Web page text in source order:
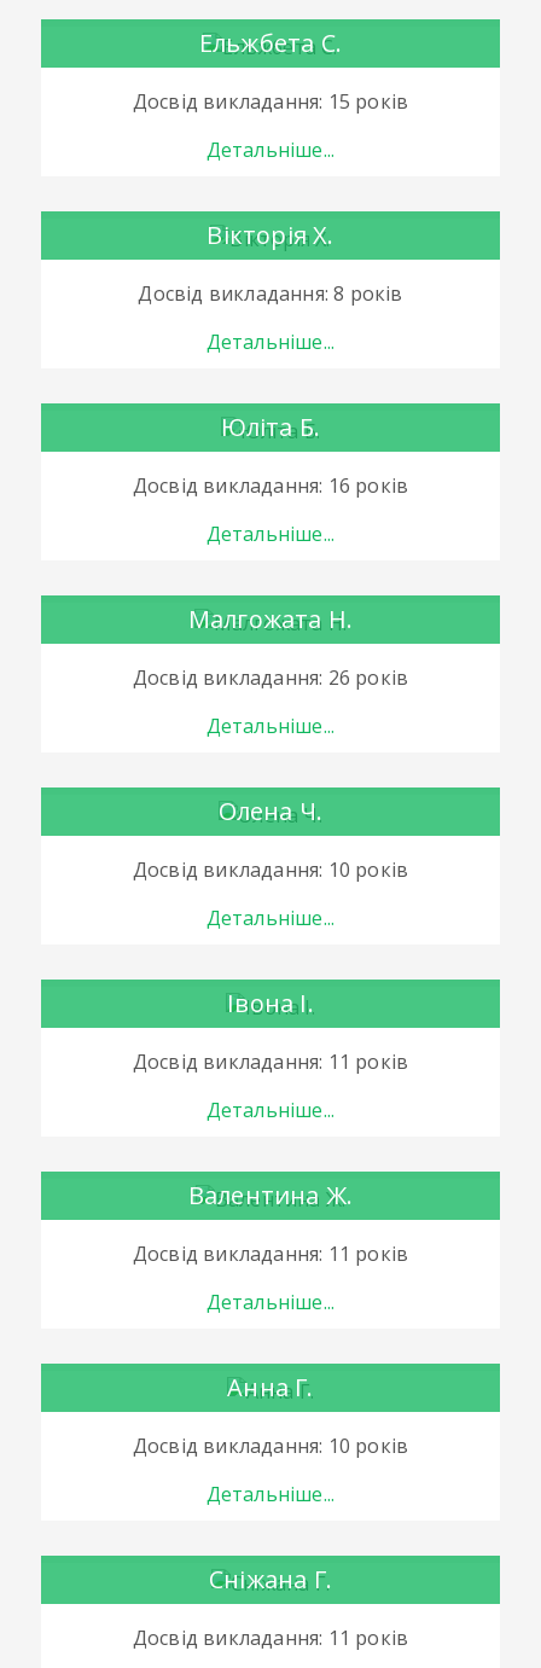
Ельжбета С.
Досвід викладання: 15 років
Детальніше...
Вікторія Х.
Досвід викладання: 8 років
Детальніше...
Юліта Б.
Досвід викладання: 16 років
Детальніше...
Малгожата Н.
Досвід викладання: 26 років
Детальніше...
Олена Ч.
Досвід викладання: 10 років
Детальніше...
Івона І.
Досвід викладання: 11 років
Детальніше...
Валентина Ж.
Досвід викладання: 11 років
Детальніше...
Анна Г.
Досвід викладання: 10 років
Детальніше...
Сніжана Г.
Досвід викладання: 11 років